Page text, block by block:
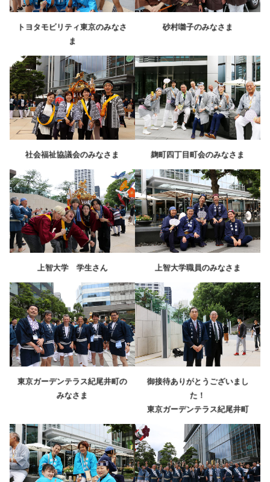
トヨタモビリティ東京のみなさ
ま
砂村囃子のみなさま
社会福祉協議会のみなさま 麹町四丁目町会のみなさま
上智大学 学生さん 上智大学職員のみなさま
東京ガーデンテラス紀尾井町の
みなさま
御接待ありがとうございまし
た！
東京ガーデンテラス紀尾井町